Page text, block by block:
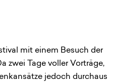
mit einem Besuch der
zwei Tage voller Vorträge,
jedoch durchaus